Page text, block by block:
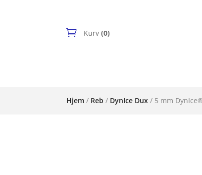
Kurv(0)
Hjem / Reb / DynIce Dux / 5 mm